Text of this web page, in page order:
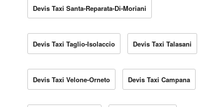
Devis Taxi Santa-Reparata-Di-Moriani
Devis Taxi Taglio-Isolaccio Devis Taxi Talasani
Devis Taxi Velone-Orneto Devis Taxi Campana